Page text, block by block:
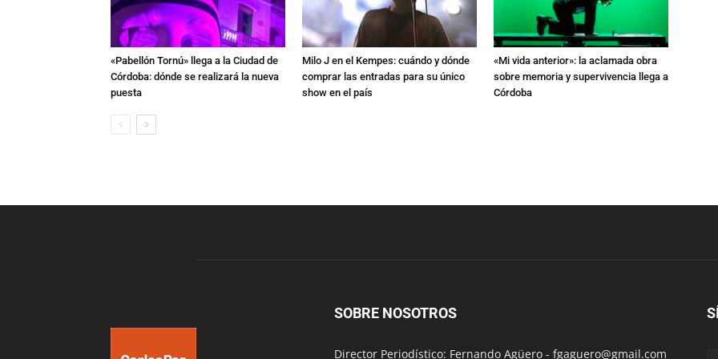
«Pabellón Tornú» llega a la Ciudad de
Córdoba: dónde se realizará la nueva
puesta
Milo J en el Kempes: cuándo y dónde
comprar las entradas para su único
show en el país
«Mi vida anterior»: la aclamada obra
sobre memoria y supervivencia llega a
Córdoba
SOBRE NOSOTROS
Director Periodístico: Fernando Agüero - fgaguero@gmail.com